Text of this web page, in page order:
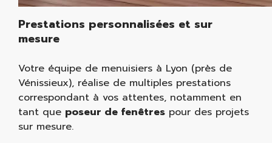
Prestations personnalisées et sur
mesure
Votre équipe de menuisiers à Lyon (près de
Vénissieux), réalise de multiples prestations
correspondant à vos attentes, notamment en
tant que poseur de fenêtrespour des projets
sur mesure.